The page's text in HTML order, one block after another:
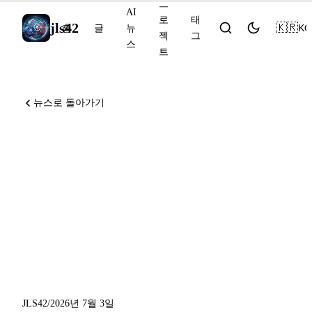
jls42
홈 글
AI
뉴
스
프
로
젝
트
태
그
🇰🇷KO
뉴스로 돌아가기
JLS42/2026년 7월 3일